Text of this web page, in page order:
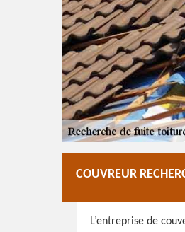
COUVREUR
L’entreprise de